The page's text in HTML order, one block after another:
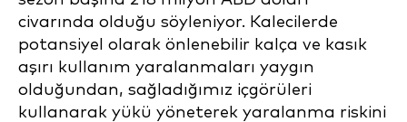
civarında olduğu söyleniyor. Kalecilerde
potansiyel olarak önlenebilir kalça ve kasık
aşırı kullanım yaralanmaları yaygın
olduğundan, sağladığımız içgörüleri
kullanarak yükü yöneterek yaralanma riskini